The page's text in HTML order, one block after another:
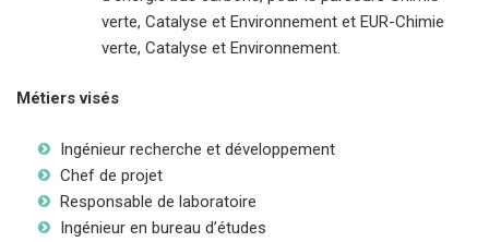
verte, Catalyse et Environnement et EUR-Chimie
verte, Catalyse et Environnement.
Métiers visés
Ingénieur recherche et développement
Chef de projet
Responsable de laboratoire
Ingénieur en bureau d’études